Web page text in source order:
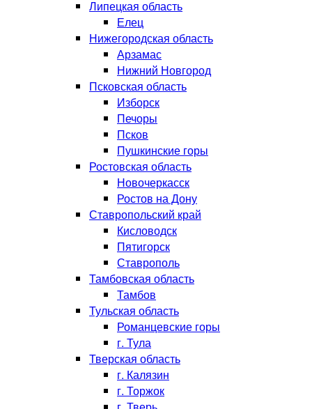
Липецкая область
Елец
Нижегородская область
Арзамас
Нижний Новгород
Псковская область
Изборск
Печоры
Псков
Пушкинские горы
Ростовская область
Новочеркасск
Ростов на Дону
Ставропольский край
Кисловодск
Пятигорск
Ставрополь
Тамбовская область
Тамбов
Тульская область
Романцевские горы
г. Тула
Тверская область
г. Калязин
г. Торжок